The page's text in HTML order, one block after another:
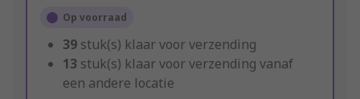
Op voorraad
39 stuk(s) klaar voor verzending
13 stuk(s) klaar voor verzending vanaf
een andere locatie